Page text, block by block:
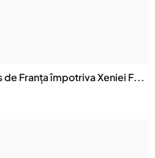
Franța împotriva Xeniei F...